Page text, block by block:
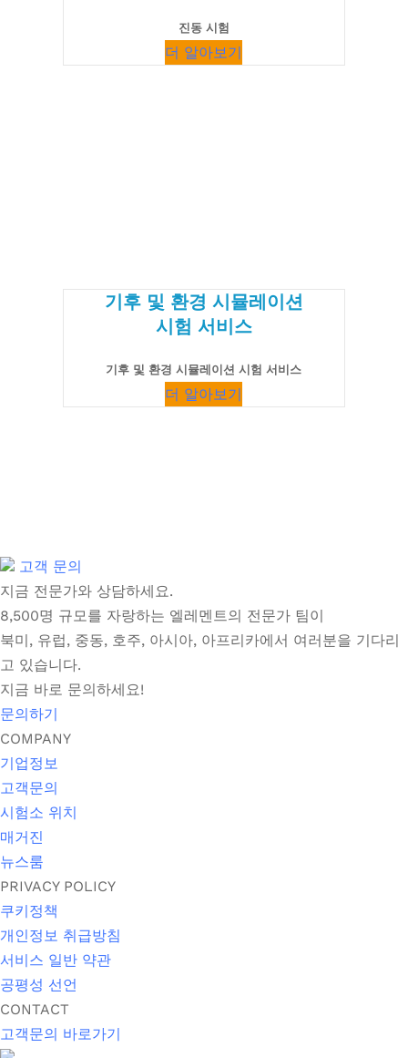
진동 시험
더 알아보기
기후 및 환경 시뮬레이션
시험 서비스
기후 및 환경 시뮬레이션 시험 서비스
더 알아보기
고객 문의
지금 전문가와 상담하세요.
8,500명 규모를 자랑하는 엘레멘트의 전문가 팀이
북미, 유럽, 중동, 호주, 아시아, 아프리카에서 여러분을 기다리
고 있습니다.
지금 바로 문의하세요!
문의하기
COMPANY
기업정보
고객문의
시험소 위치
매거진
뉴스룸
PRIVACY POLICY
쿠키정책
개인정보 취급방침
서비스 일반 약관
공평성 선언
CONTACT
고객문의 바로가기